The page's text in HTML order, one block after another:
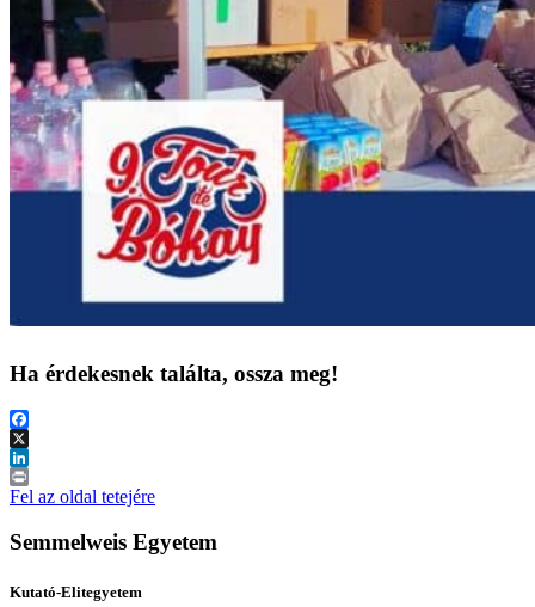
Ha érdekesnek találta, ossza meg!
Facebook
X
LinkedIn
Print
Fel az oldal tetejére
Semmelweis Egyetem
Kutató-Elitegyetem